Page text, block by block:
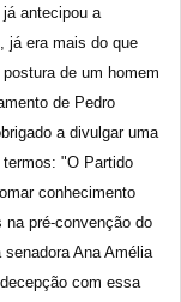
antecipou a
já era mais do que
de um homem
de Pedro
a divulgar uma
"O Partido
conhecimento
pré-convenção do
Ana Amélia
com essa